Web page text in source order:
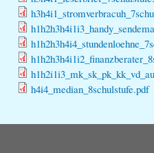
h4i4_median_8schulstufe.pdf